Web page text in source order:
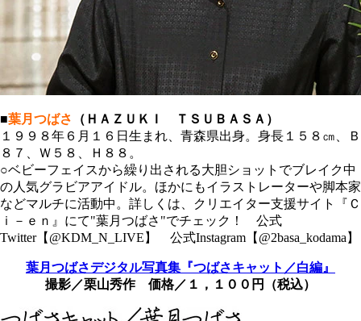
■葉月つばさ
（ＨＡＺＵＫＩ ＴＳＵＢＡＳＡ）
１９９８年６月１６日生まれ、青森県出身。身長１５８㎝、Ｂ
８７、Ｗ５８、Ｈ８８。
○ベビーフェイスから繰り出される大胆ショットでブレイク中
の人気グラビアアイドル。ほかにもイラストレーターや脚本家
などマルチに活動中。詳しくは、クリエイター支援サイト『Ｃ
ｉ－ｅｎ』にて"葉月つばさ"でチェック！ 公式
Twitter【@KDM_N_LIVE】 公式Instagram【@2basa_kodama】
葉月つばさデジタル写真集『つばさキャット／白編』
撮影／栗山秀作 価格／１，１００円（税込）